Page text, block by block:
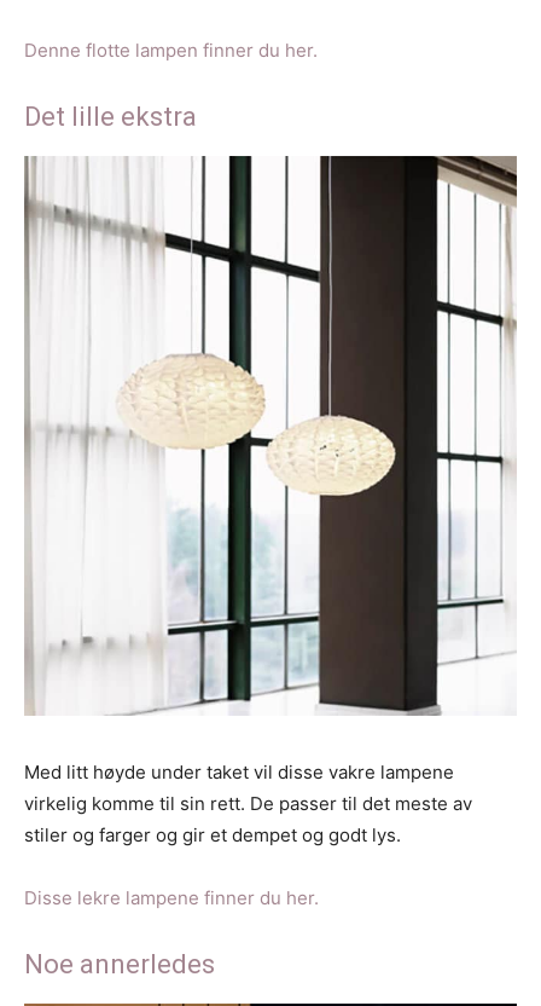
Denne flotte lampen finner du her.
Det lille ekstra
Med litt høyde under taket vil disse vakre lampene
virkelig komme til sin rett. De passer til det meste av
stiler og farger og gir et dempet og godt lys.
Disse lekre lampene finner du her.
Noe annerledes